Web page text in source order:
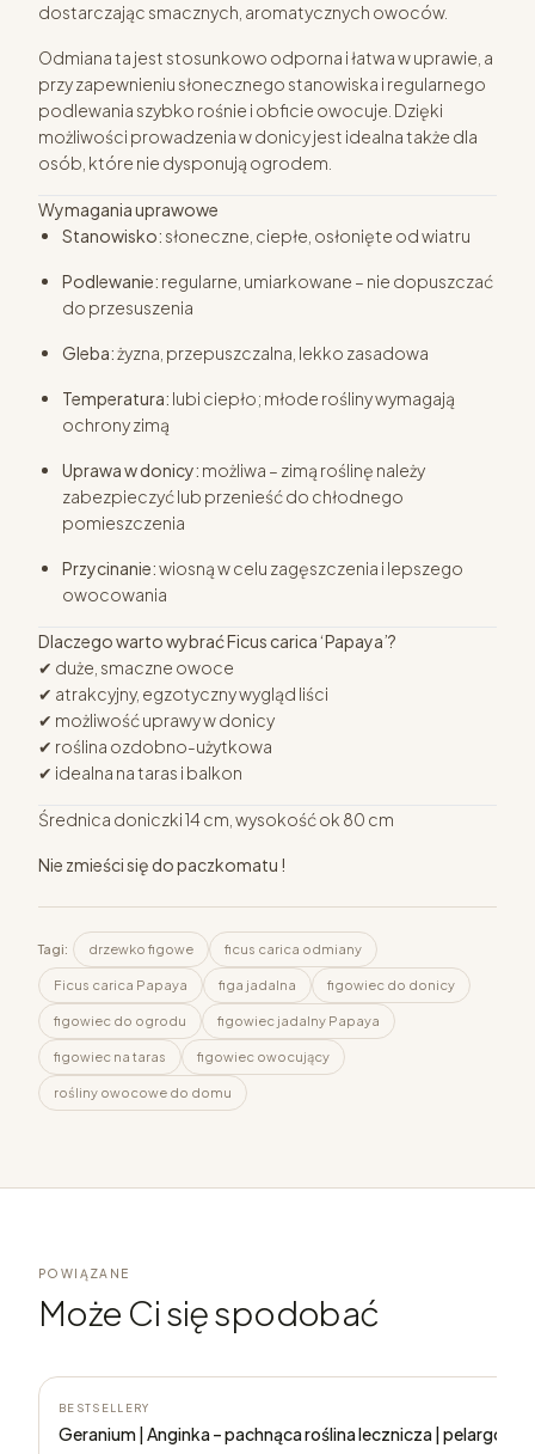
dostarczając smacznych, aromatycznych owoców.
Odmiana ta jest stosunkowo odporna i łatwa w uprawie, a
przy zapewnieniu słonecznego stanowiska i regularnego
podlewania szybko rośnie i obficie owocuje. Dzięki
możliwości prowadzenia w donicy jest idealna także dla
osób, które nie dysponują ogrodem.
Wymagania uprawowe
Stanowisko: słoneczne, ciepłe, osłonięte od wiatru
Podlewanie: regularne, umiarkowane – nie dopuszczać
do przesuszenia
Gleba:żyzna, przepuszczalna, lekko zasadowa
Temperatura: lubi ciepło; młode rośliny wymagają
ochrony zimą
Uprawa w donicy: możliwa – zimą roślinę należy
zabezpieczyć lub przenieść do chłodnego
pomieszczenia
Przycinanie:wiosną w celu zagęszczenia i lepszego
owocowania
Dlaczego warto wybrać Ficus carica ‘Papaya’?
✔ duże, smaczne owoce
✔ atrakcyjny, egzotyczny wygląd liści
✔ możliwość uprawy w donicy
✔ roślina ozdobno-użytkowa
✔ idealna na taras i balkon
Średnica doniczki 14 cm, wysokość ok 80 cm
Nie zmieści się do paczkomatu !
Tagi: drzewko figowe ficus carica odmiany
Ficus carica Papaya figa jadalna figowiec do donicy
figowiec do ogrodu figowiec jadalny Papaya
figowiec na taras figowiec owocujący
rośliny owocowe do domu
POWIĄZANE
Może Ci się spodobać
BESTSELLERY
Geranium | Anginka – pachnąca roślina lecznicza |